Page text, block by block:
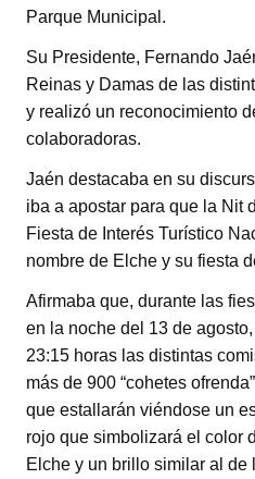
Parque Municipal.
Su Presidente, Fernando
Reinas y Damas de las
y realizó un reconocimiento
colaboradoras.
Jaén destacaba en su
iba a apostar para que la Nit
Fiesta de Interés Turístico
nombre de Elche y su fiesta
Afirmaba que, durante las
en la noche del 13 de
23:15 horas las distintas
más de 900 “cohetes
que estallarán viéndose un
rojo que simbolizará el color
Elche y un brillo similar al de